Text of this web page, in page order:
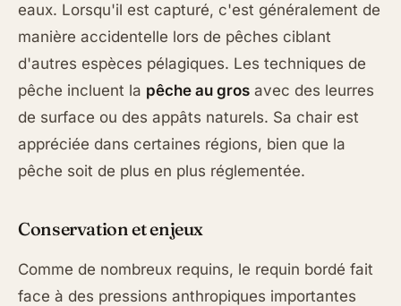
eaux. Lorsqu'il est capturé, c'est généralement de
manière accidentelle lors de pêches ciblant
d'autres espèces pélagiques. Les techniques de
pêche incluent la pêche au gros avec des leurres
de surface ou des appâts naturels. Sa chair est
appréciée dans certaines régions, bien que la
pêche soit de plus en plus réglementée.
Conservation et enjeux
Comme de nombreux requins, le requin bordé fait
face à des pressions anthropiques importantes